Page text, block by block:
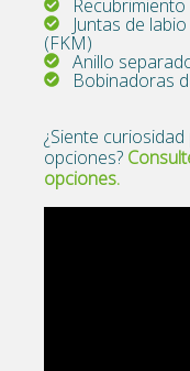
Juntas de
(FKM)
Anillo
Bobinadoras
¿Siente
opciones?
opciones.